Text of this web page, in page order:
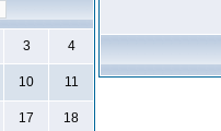
3 4
10 11
17 18